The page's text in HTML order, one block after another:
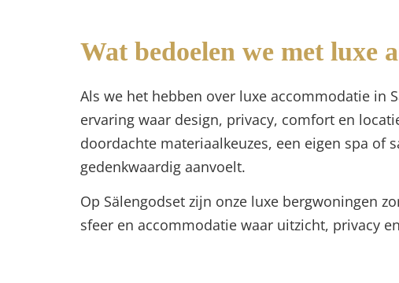
Wat bedoelen we met luxe
Als we het hebben over luxe accommodatie in
ervaring waar design, privacy, comfort en
doordachte materiaalkeuzes, een eigen spa of
gedenkwaardig aanvoelt.
Op Sälengodset zijn onze luxe bergwoningen
sfeer en accommodatie waar uitzicht, privacy